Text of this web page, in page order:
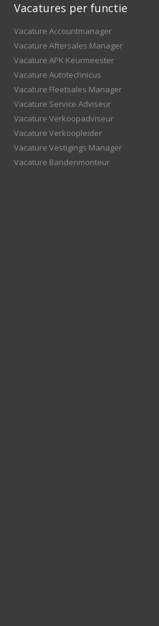
Vacatures per functie
Vacature Accountmanager
Vacature Aftersales Manager
Vacature APK Keurmeester
Vacature Autotechnicus
Vacature Fleetsales Manager
Vacature Service Adviseur
Vacature Verkoopadviseur
Vacature Verkoopleider
Vacature Vestigings Manager
Vacature Bandenmonteur